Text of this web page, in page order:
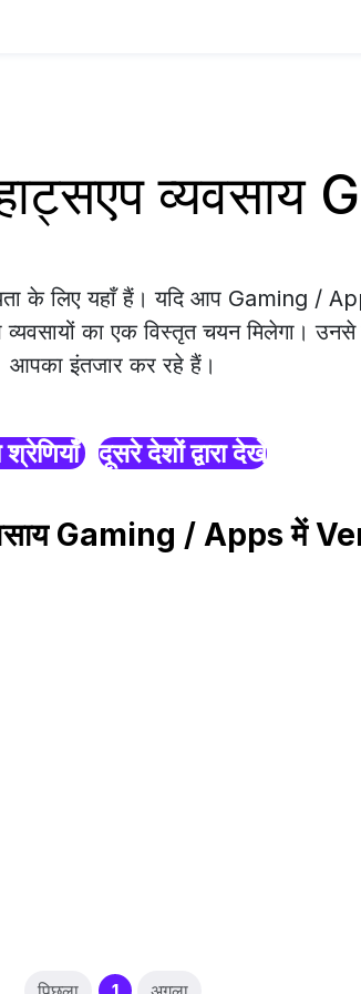
व्यवसाय
के लिए यहाँ हैं। यदि आप Gaming /
का एक विस्तृत चयन मिलेगा।
आपका इंतजार कर रहे हैं।
दूसरे देशों द्वारा देखें
Gaming / Apps में
(current)